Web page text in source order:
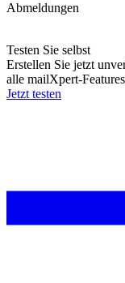
Abmeldungen
Testen Sie selbst
Erstellen Sie jetzt
alle mailXpert-
Jetzt testen